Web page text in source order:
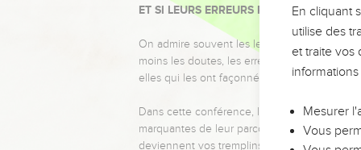
ET SI LEURS ERREURS POUVAIENT VOUS
On admire souvent les leaders pour leurs
moins les doutes, les erreurs et les saisons
elles qui les ont façonnés.
Dans cette conférence, leaders,
marquantes de leur parcours et les clés
deviennent vos tremplins. Que vous
En cliquant
utilise des
et traite vos
Mesurer
Vous